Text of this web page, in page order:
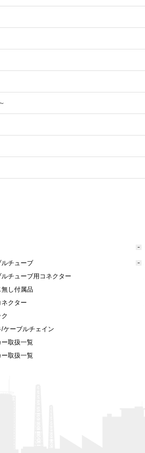
チューブ
チューブ用コネクター
し付属品
クター
ケーブルチェイン
取扱一覧
取扱一覧